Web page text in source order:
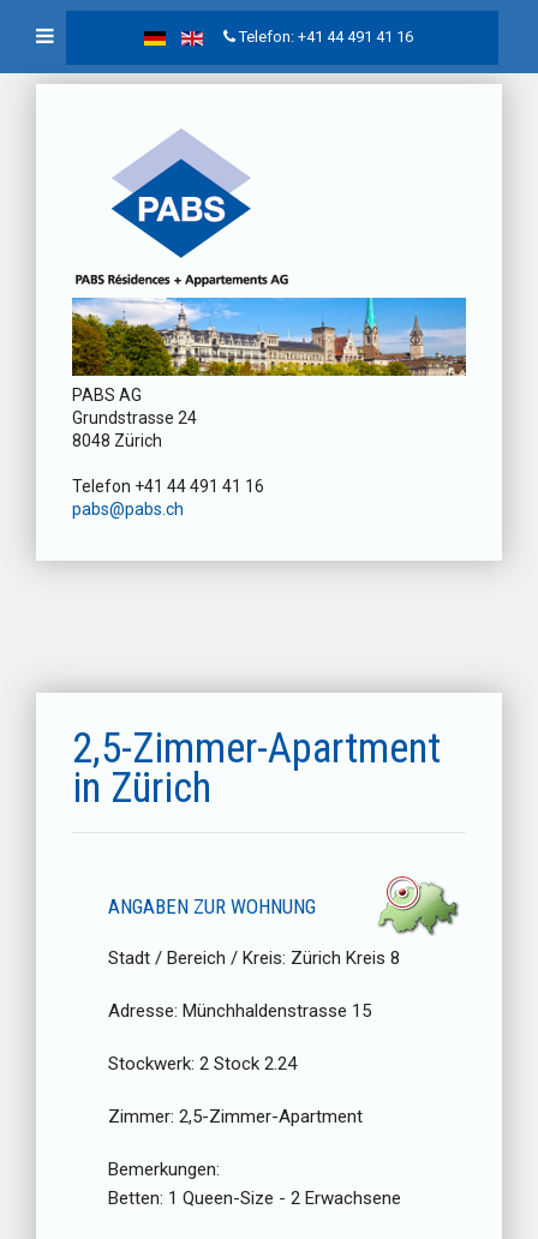
Telefon: +41 44 491 41 16
PABS AG
Grundstrasse 24
8048 Zürich
Telefon +41 44 491 41 16
pabs@pabs.ch
2,5-Zimmer-Apartment
in Zürich
ANGABEN ZUR WOHNUNG
Stadt / Bereich / Kreis: Zürich Kreis 8
Adresse: Münchhaldenstrasse 15
Stockwerk: 2 Stock 2.24
Zimmer: 2,5-Zimmer-Apartment
Bemerkungen:
Betten: 1 Queen-Size - 2 Erwachsene